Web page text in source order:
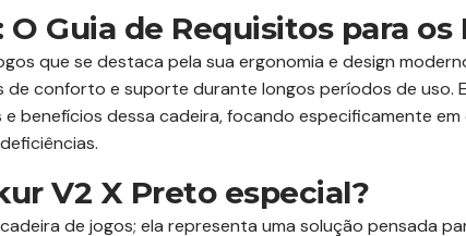
O Guia de Requisitos para
que se destaca pela sua ergonomia e design
conforto e suporte durante longos períodos de uso.
benefícios dessa cadeira, focando especificamente em
V2 X Preto especial?
de jogos; ela representa uma solução pensada